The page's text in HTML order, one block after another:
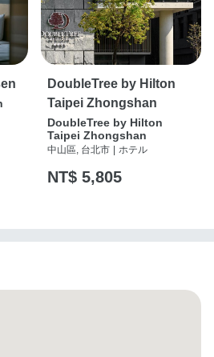
DoubleTree by Hilton
Taipei Zhongshan
DoubleTree by Hilton
Taipei Zhongshan
中山區, 台北市 | ホテル
NT$ 5,805